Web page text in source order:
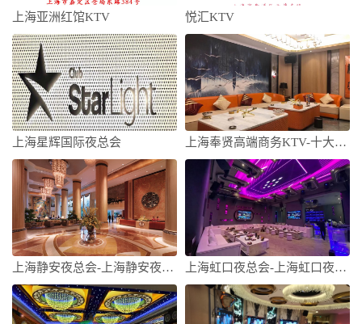
上海亚洲红馆KTV 悦汇KTV
上海星辉国际夜总会 上海奉贤高端商务KTV-十大高档商务KT
上海静安夜总会-上海静安夜总会预订-上海 上海虹口夜总会-上海虹口夜总会预订-上海